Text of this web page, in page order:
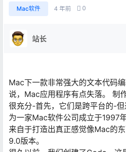
Mac软件 4 年前 0
站长
Mac下一款非常强大的文本代码
说，Mac应用程序有点失落。 制
很充分-首先，它们是跨平台的-
为一家Mac软件公司成立于1997
来自于打造出真正感觉像Mac的
9.0版本。